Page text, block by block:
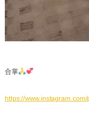
合掌
https://